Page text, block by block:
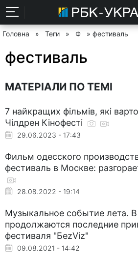
Головна » Теги » Ф » фестиваль
фестиваль
МАТЕРІАЛИ ПО ТЕМІ
7 найкращих фільмів, які
Чілдрен Кінофесті
29.06.2023 - 17:43
Фильм одесского
фестиваль в Москве:
28.08.2022 - 19:14
Музыкальное событие лета.
продолжаются последние
фестиваля "БezViz"
09.08.2021 - 14:42